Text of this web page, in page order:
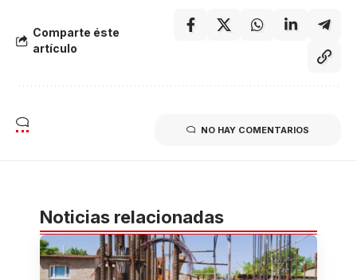
Comparte éste
artículo
NO HAY COMENTARIOS
Noticias relacionadas